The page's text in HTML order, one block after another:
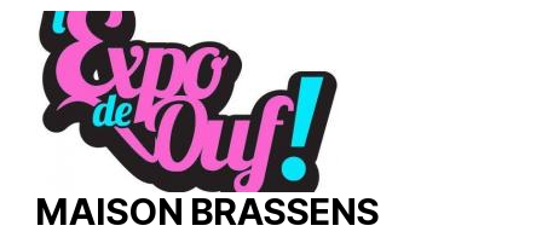
MAISON BRASSENS